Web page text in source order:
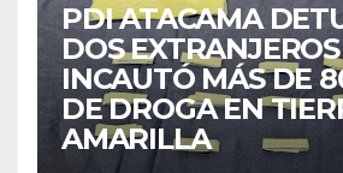
PDI ATACAMA
DOS
INCAUTÓ MÁS DE
DE DROGA EN
AMARILLA